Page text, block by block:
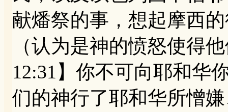
献燔祭的事，想起摩西
（认为是神的愤怒使得
12:31】你不可向耶和
们的神行了耶和华所憎